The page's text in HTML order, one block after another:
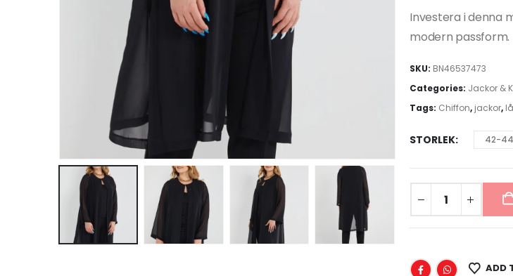
Investera i denna
modern passform.
SKU: BN46537473
Categories: Jackor &
Tags: Chiffon, jackor,
STORLEK 42-44
ADD